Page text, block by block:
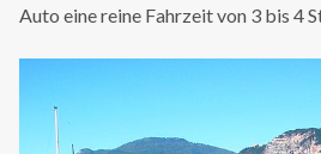
Auto eine reine Fahrzeit von 3 bis 4